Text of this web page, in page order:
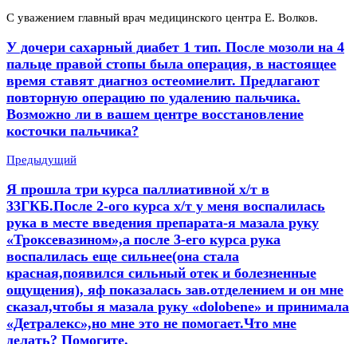
С уважением главный врач медицинского центра Е. Волков.
У дочери сахарный диабет 1 тип. После мозоли на 4
пальце правой стопы была операция, в настоящее
время ставят диагноз остеомиелит. Предлагают
повторную операцию по удалению пальчика.
Возможно ли в вашем центре восстановление
косточки пальчика?
Предыдущий
Я прошла три курса паллиативной х/т в
33ГКБ.После 2-ого курса х/т у меня воспалилась
рука в месте введения препарата-я мазала руку
«Троксевазином»,а после 3-его курса рука
воспалилась еще сильнее(она стала
красная,появился сильный отек и болезненные
ощущения), яф показалась зав.отделением и он мне
сказал,чтобы я мазала руку «dolobene» и принимала
«Детралекс»,но мне это не помогает.Что мне
делать? Помогите.